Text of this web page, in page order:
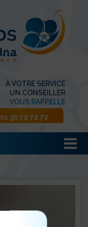
À VOTRE SERVICE
UN CONSEILLER
VOUS RAPPELLE
01 30 72 72 72